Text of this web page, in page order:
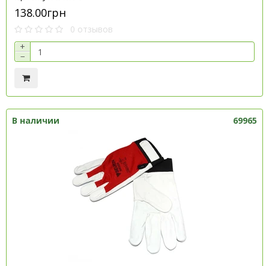
138.00грн
0 отзывов
+
−
В наличии 69965